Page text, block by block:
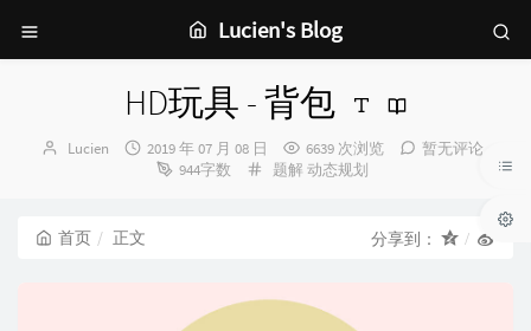
Lucien's Blog
HD玩具 - 背包
博
Lucien
发
布
2019 年 07 月 08 日 6639 次浏览
暂无评论
944字数
分
题解 动态规划
首页 正文 分享到：